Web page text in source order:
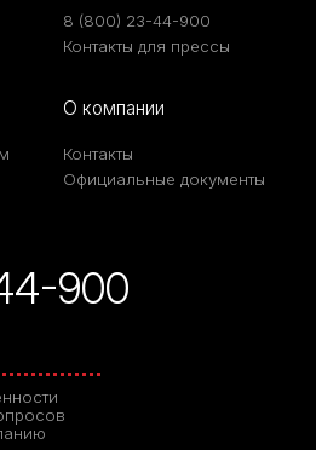
8 (800) 23-44-900
Контакты для прессы
О компании
Контакты
Официальные документы
900